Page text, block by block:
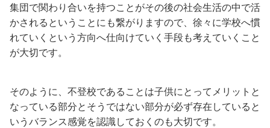
集団で関わり合いを持つことがその後の社会生活の中で活
かされるということにも繋がりますので、徐々に学校へ慣
れていくという方向へ仕向けていく手段も考えていくこと
が大切です。
そのように、不登校であることは子供にとってメリットと
なっている部分とそうではない部分が必ず存在していると
いうバランス感覚を認識しておくのも大切です。